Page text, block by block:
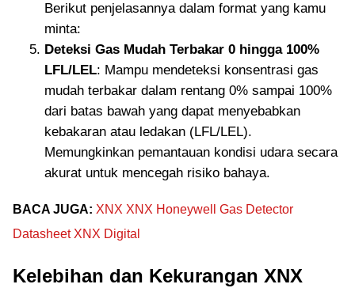
Berikut penjelasannya dalam format yang kamu
minta:
Deteksi Gas Mudah Terbakar 0 hingga 100%
LFL/LEL: Mampu mendeteksi konsentrasi gas
mudah terbakar dalam rentang 0% sampai 100%
dari batas bawah yang dapat menyebabkan
kebakaran atau ledakan (LFL/LEL).
Memungkinkan pemantauan kondisi udara secara
akurat untuk mencegah risiko bahaya.
BACA JUGA: XNX XNX Honeywell Gas Detector
Datasheet XNX Digital
Kelebihan dan Kekurangan XNX